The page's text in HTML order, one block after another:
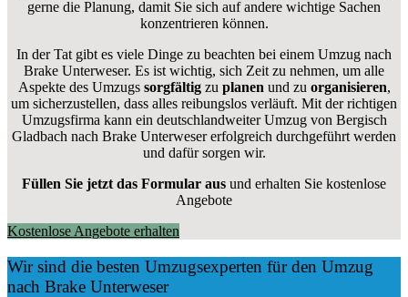
gerne die Planung, damit Sie sich auf andere wichtige Sachen
konzentrieren können.
In der Tat gibt es viele Dinge zu beachten bei einem Umzug nach
Brake Unterweser. Es ist wichtig, sich Zeit zu nehmen, um alle
Aspekte des Umzugs sorgfältigzu planen und zu organisieren,
um sicherzustellen, dass alles reibungslos verläuft. Mit der richtigen
Umzugsfirma kann ein deutschlandweiter Umzug von Bergisch
Gladbach nach Brake Unterweser erfolgreich durchgeführt werden
und dafür sorgen wir.
Füllen Sie jetzt das Formular aus und erhalten Sie kostenlose
Angebote
Kostenlose Angebote erhalten
Wir sind die besten Umzugsexperten für den Umzug
nach Brake Unterweser